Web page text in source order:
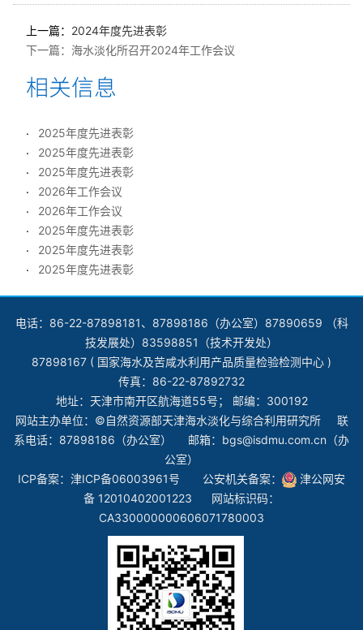
上一篇： 2024年度先进表彰
下一篇： 海水淡化所召开2024年工作会议
2025年度先进表彰
2025年度先进表彰
2025年度先进表彰
2026年工作会议
2026年工作会议
2025年度先进表彰
2025年度先进表彰
2025年度先进表彰
电话：86-22-87898181、87898186（办公室）87890659 （科
技发展处）83598851（技术开发处）
87898167 ( 国家海水及苦咸水利用产品质量检验检测中心 )
传真：86-22-87892732
地址：天津市南开区航海道55号； 邮编：300192
网站主办单位：©自然资源部天津海水淡化与综合利用研究所 联
系电话：87898186（办公室） 邮箱：bgs@isdmu.com.cn（办
公室）
ICP备案： 津ICP备06003961号 公安机关备案：
津公网安
备 12010402001223 网站标识码：
CA330000000606071780003